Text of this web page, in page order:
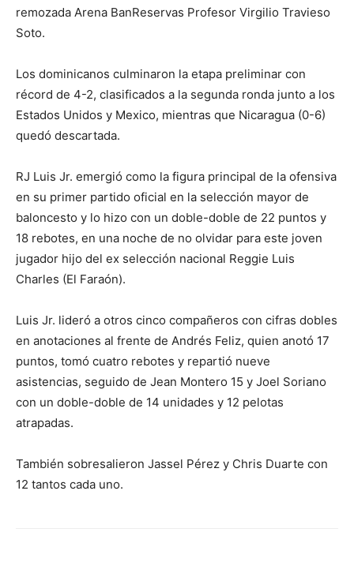
remozada Arena BanReservas Profesor Virgilio Travieso
Soto.
Los dominicanos culminaron la etapa preliminar con
récord de 4-2, clasificados a la segunda ronda junto a los
Estados Unidos y Mexico, mientras que Nicaragua (0-6)
quedó descartada.
RJ Luis Jr. emergió como la figura principal de la ofensiva
en su primer partido oficial en la selección mayor de
baloncesto y lo hizo con un doble-doble de 22 puntos y
18 rebotes, en una noche de no olvidar para este joven
jugador hijo del ex selección nacional Reggie Luis
Charles (El Faraón).
Luis Jr. lideró a otros cinco compañeros con cifras dobles
en anotaciones al frente de Andrés Feliz, quien anotó 17
puntos, tomó cuatro rebotes y repartió nueve
asistencias, seguido de Jean Montero 15 y Joel Soriano
con un doble-doble de 14 unidades y 12 pelotas
atrapadas.
También sobresalieron Jassel Pérez y Chris Duarte con
12 tantos cada uno.